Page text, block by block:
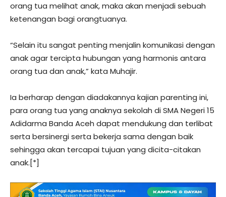
orang tua melihat anak, maka akan menjadi sebuah
ketenangan bagi orangtuanya.
“Selain itu sangat penting menjalin komunikasi dengan
anak agar tercipta hubungan yang harmonis antara
orang tua dan anak,” kata Muhajir.
Ia berharap dengan diadakannya kajian parenting ini,
para orang tua yang anaknya sekolah di SMA Negeri 15
Adidarma Banda Aceh dapat mendukung dan terlibat
serta bersinergi serta bekerja sama dengan baik
sehingga akan tercapai tujuan yang dicita-citakan
anak.[*]